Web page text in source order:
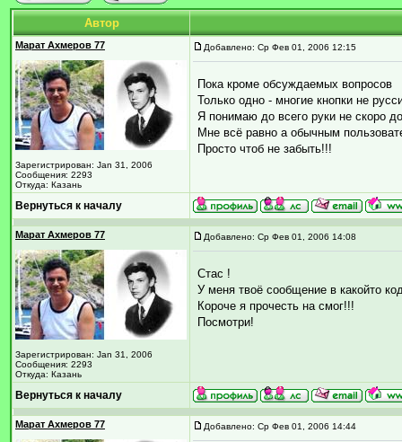
Автор
Марат Ахмеров 77
Зарегистрирован: Jan 31, 2006
Сообщения: 2293
Откуда: Казань
Добавлено: Ср Фев 01, 2006 12:15
Пока кроме обсуждаемых вопросов
Только одно - многие кнопки не
Я понимаю до всего руки не скоро
Мне всё равно а обычным
Просто чтоб не забыть!!!
Вернуться к началу
Марат Ахмеров 77
Зарегистрирован: Jan 31, 2006
Сообщения: 2293
Откуда: Казань
Добавлено: Ср Фев 01, 2006 14:08
Стас !
У меня твоё сообщение в какойто
Короче я прочесть на смог!!!
Посмотри!
Вернуться к началу
Марат Ахмеров 77 Добавлено: Ср Фев 01, 2006 14:44